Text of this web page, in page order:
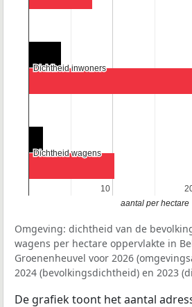
10
10
Dichtheid inwoners
Dichtheid inwoners
Dichtheid wagens
Dichtheid wagens
aantal per hectare
Omgeving: dichtheid van de
wagens per hectare oppervlakte in
Groenenheuvel voor 2026
2024 (bevolkingsdichtheid) en 2023
De grafiek toont het aantal